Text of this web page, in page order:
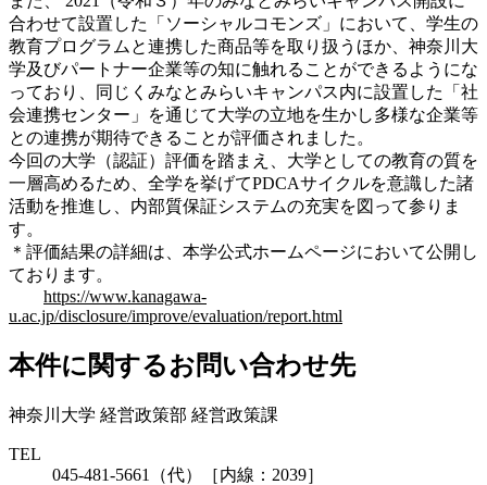
合わせて設置した「ソーシャルコモンズ」において、学生の
教育プログラムと連携した商品等を取り扱うほか、神奈川大
学及びパートナー企業等の知に触れることができるようにな
っており、同じくみなとみらいキャンパス内に設置した「社
会連携センター」を通じて大学の立地を生かし多様な企業等
との連携が期待できることが評価されました。
今回の大学（認証）評価を踏まえ、大学としての教育の質を
一層高めるため、全学を挙げてPDCAサイクルを意識した諸
活動を推進し、内部質保証システムの充実を図って参りま
す。
＊評価結果の詳細は、本学公式ホームページにおいて公開し
ております。
https://www.kanagawa-
u.ac.jp/disclosure/improve/evaluation/report.html
本件に関するお問い合わせ先
神奈川大学 経営政策部 経営政策課
TEL
045-481-5661（代）［内線：2039］